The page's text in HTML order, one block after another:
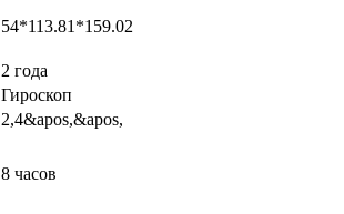
54*113.81*159.02
2 года
Гироскоп
2,4&apos,&apos,
8 часов